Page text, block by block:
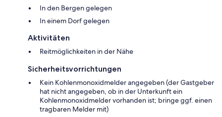
In den Bergen gelegen
In einem Dorf gelegen
Aktivitäten
Reitmöglichkeiten in der Nähe
Sicherheitsvorrichtungen
Kein Kohlenmonoxidmelder angegeben (der Gastgeber
hat nicht angegeben, ob in der Unterkunft ein
Kohlenmonoxidmelder vorhanden ist; bringe ggf. einen
tragbaren Melder mit)